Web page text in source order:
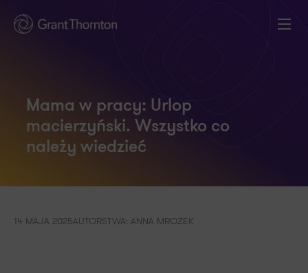
Mama w pracy: Urlop
macierzyński. Wszystko co
należy wiedzieć
14 MAJA 2025AUTORSTWA: ANNA MROZEK